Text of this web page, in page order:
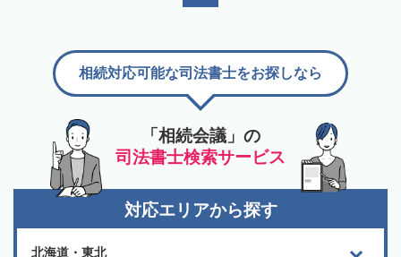
「相続会議」の
司法書士検索サービス
相続対応可能な司法書士をお探しなら
対応エリアから探す
北海道・東北